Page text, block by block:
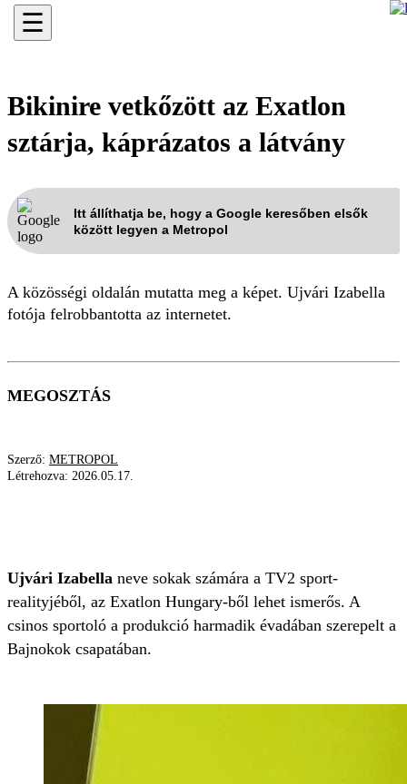
☰
Bikinire vetkőzött az Exatlon
sztárja, káprázatos a látvány
Itt állíthatja be, hogy a Google keresőben elsők
között legyen a Metropol
A közösségi oldalán mutatta meg a képet. Ujvári Izabella
fotója felrobbantotta az internetet.
MEGOSZTÁS
Szerző: METROPOL
Létrehozva: 2026.05.17.
Ujvári Izabella neve sokak számára a TV2 sport-
realityjéből, az Exatlon Hungary-ből lehet ismerős. A
csinos sportoló a produkció harmadik évadában szerepelt a
Bajnokok csapatában.